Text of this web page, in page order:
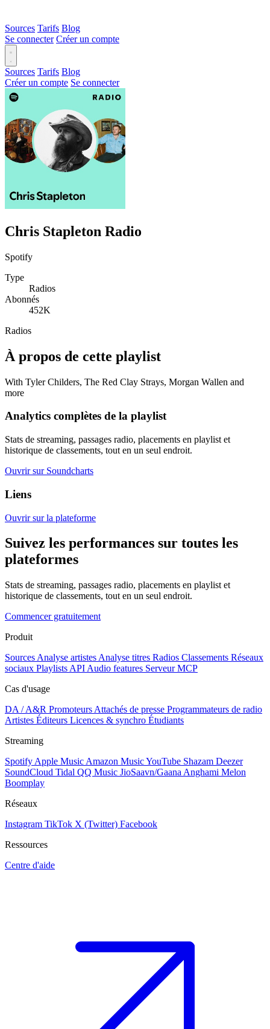
Sources Tarifs Blog
Se connecter Créer un compte
Sources Tarifs Blog
Créer un compte Se connecter
Chris Stapleton Radio
Spotify
Type
Radios
Abonnés
452K
Radios
À propos de cette playlist
With Tyler Childers, The Red Clay Strays, Morgan Wallen and
more
Analytics complètes de la playlist
Stats de streaming, passages radio, placements en playlist et
historique de classements, tout en un seul endroit.
Ouvrir sur Soundcharts
Liens
Ouvrir sur la plateforme
Suivez les performances sur toutes les
plateformes
Stats de streaming, passages radio, placements en playlist et
historique de classements, tout en un seul endroit.
Commencer gratuitement
Produit
Sources Analyse artistes Analyse titres Radios Classements Réseaux
sociaux Playlists API Audio features Serveur MCP
Cas d'usage
DA / A&R Promoteurs Attachés de presse Programmateurs de radio
Artistes Éditeurs Licences & synchro Étudiants
Streaming
Spotify Apple Music Amazon MusicYouTube Shazam Deezer
SoundCloud Tidal QQ Music JioSaavn/Gaana Anghami Melon
Boomplay
Réseaux
Instagram TikTok X (Twitter) Facebook
Ressources
Centre d'aide